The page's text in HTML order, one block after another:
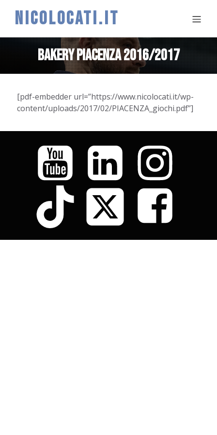
NICOLOCATI.IT
BAKERY PIACENZA 2016/2017
[pdf-embedder url=”https://www.nicolocati.it/wp-
content/uploads/2017/02/PIACENZA_giochi.pdf”]